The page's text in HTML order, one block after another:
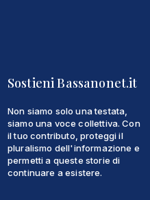
Sostieni Bassanonet.it
Non siamo solo una testata,
siamo una voce collettiva. Con
il tuo contributo, proteggi il
pluralismo dell'informazione e
permetti a queste storie di
continuare a esistere.